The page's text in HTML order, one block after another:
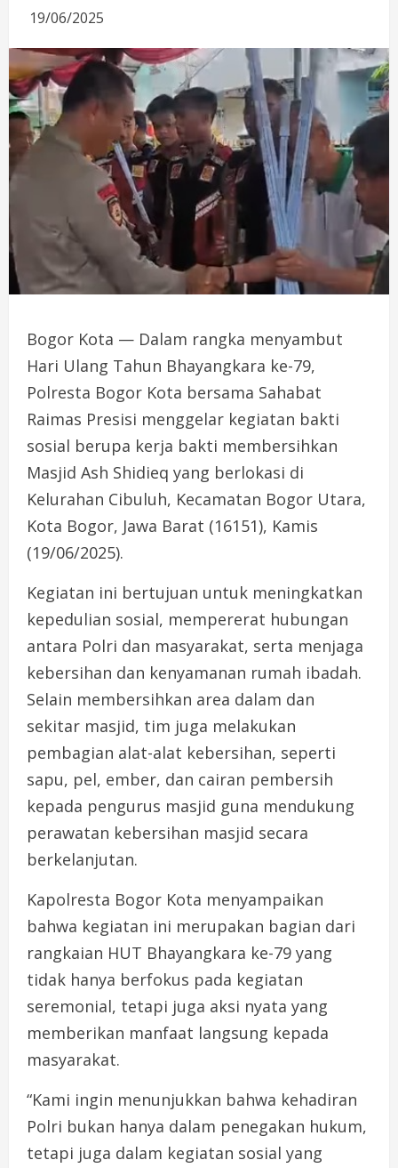
19/06/2025
Bogor Kota — Dalam rangka menyambut
Hari Ulang Tahun Bhayangkara ke-79,
Polresta Bogor Kota bersama Sahabat
Raimas Presisi menggelar kegiatan bakti
sosial berupa kerja bakti membersihkan
Masjid Ash Shidieq yang berlokasi di
Kelurahan Cibuluh, Kecamatan Bogor Utara,
Kota Bogor, Jawa Barat (16151), Kamis
(19/06/2025).
Kegiatan ini bertujuan untuk meningkatkan
kepedulian sosial, mempererat hubungan
antara Polri dan masyarakat, serta menjaga
kebersihan dan kenyamanan rumah ibadah.
Selain membersihkan area dalam dan
sekitar masjid, tim juga melakukan
pembagian alat-alat kebersihan, seperti
sapu, pel, ember, dan cairan pembersih
kepada pengurus masjid guna mendukung
perawatan kebersihan masjid secara
berkelanjutan.
Kapolresta Bogor Kota menyampaikan
bahwa kegiatan ini merupakan bagian dari
rangkaian HUT Bhayangkara ke-79 yang
tidak hanya berfokus pada kegiatan
seremonial, tetapi juga aksi nyata yang
memberikan manfaat langsung kepada
masyarakat.
“Kami ingin menunjukkan bahwa kehadiran
Polri bukan hanya dalam penegakan hukum,
tetapi juga dalam kegiatan sosial yang